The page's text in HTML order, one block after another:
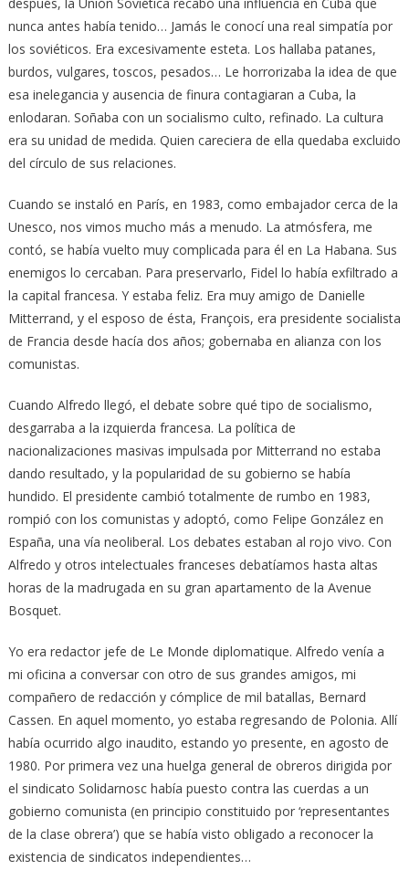
nunca antes había tenido… Jamás le conocí una real simpatía por
los soviéticos. Era excesivamente esteta. Los hallaba patanes,
burdos, vulgares, toscos, pesados… Le horrorizaba la idea de que
esa inelegancia y ausencia de finura contagiaran a Cuba, la
enlodaran. Soñaba con un socialismo culto, refinado. La cultura
era su unidad de medida. Quien careciera de ella quedaba excluido
del círculo de sus relaciones.
Cuando se instaló en París, en 1983, como embajador cerca de la
Unesco, nos vimos mucho más a menudo. La atmósfera, me
contó, se había vuelto muy complicada para él en La Habana. Sus
enemigos lo cercaban. Para preservarlo, Fidel lo había exfiltrado a
la capital francesa. Y estaba feliz. Era muy amigo de Danielle
Mitterrand, y el esposo de ésta, François, era presidente socialista
de Francia desde hacía dos años; gobernaba en alianza con los
comunistas.
Cuando Alfredo llegó, el debate sobre qué tipo de socialismo,
desgarraba a la izquierda francesa. La política de
nacionalizaciones masivas impulsada por Mitterrand no estaba
dando resultado, y la popularidad de su gobierno se había
hundido. El presidente cambió totalmente de rumbo en 1983,
rompió con los comunistas y adoptó, como Felipe González en
España, una vía neoliberal. Los debates estaban al rojo vivo. Con
Alfredo y otros intelectuales franceses debatíamos hasta altas
horas de la madrugada en su gran apartamento de la Avenue
Bosquet.
Yo era redactor jefe de Le Monde diplomatique. Alfredo venía a
mi oficina a conversar con otro de sus grandes amigos, mi
compañero de redacción y cómplice de mil batallas, Bernard
Cassen. En aquel momento, yo estaba regresando de Polonia. Allí
había ocurrido algo inaudito, estando yo presente, en agosto de
1980. Por primera vez una huelga general de obreros dirigida por
el sindicato Solidarnosc había puesto contra las cuerdas a un
gobierno comunista (en principio constituido por ‘representantes
de la clase obrera’) que se había visto obligado a reconocer la
existencia de sindicatos independientes…